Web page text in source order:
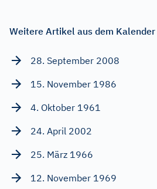
Weitere Artikel aus dem Kalender
28. September 2008
15. November 1986
4. Oktober 1961
24. April 2002
25. März 1966
12. November 1969